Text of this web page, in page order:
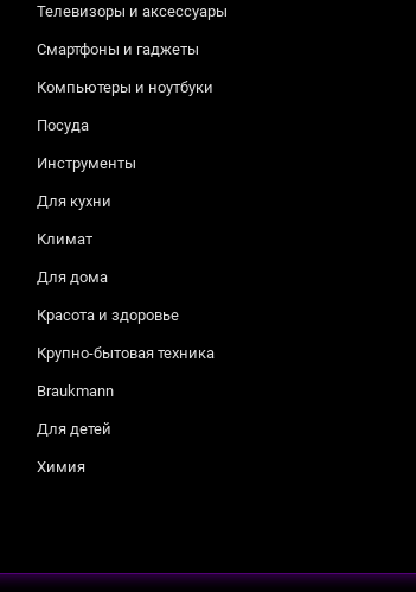
Телевизоры и аксессуары
Смартфоны и гаджеты
Компьютеры и ноутбуки
Посуда
Инструменты
Для кухни
Климат
Для дома
Красота и здоровье
Крупно-бытовая техника
Braukmann
Для детей
Химия